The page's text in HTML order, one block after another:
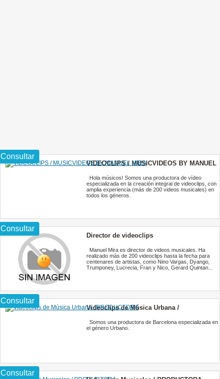
Consultar
VIDEOCLIPS / MUSICVIDEOS BY MANUEL
Hola músicos! Somos una productora de vídeo
especializada en la creación integral de videoclips, con
amplia experiencia (más de 200 videos musicales) en
todos los géneros.
Consultar
Director de videoclips
Manuel Mira es director de videos musicales. Ha
realizado más de 200 videoclips hasta la fecha para
centenares de artistas, como Nino Vargas, Dyango,
Trumponey, Lucrecia, Fran y Nico, Gerard Quintan...
Consultar
Videoclips de Música Urbana /
Somos una productora de Barcelona especializada en
el género Urbano.
Consultar